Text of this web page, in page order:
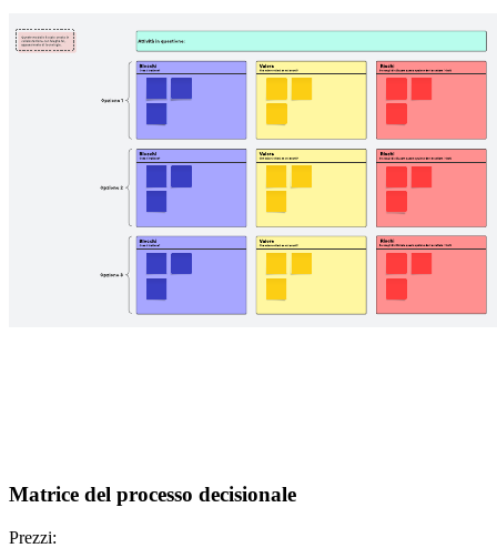
Matrice del processo decisionale
Prezzi: